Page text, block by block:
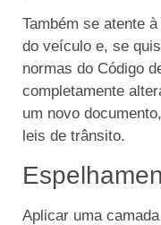
Também se atente
do veículo e, se
normas do Código
completamente
um novo
leis de trânsito.
Aplicar uma